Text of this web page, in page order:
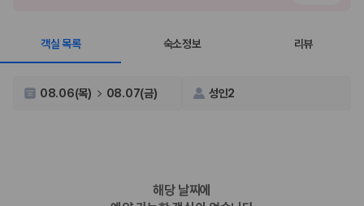
제주렌트카 가격비교는 카모아에서 한 번에
제주도 렌트카는 업체마다 차량 가격, 보험 조건, 면책금, 보상 한도, 인수
장소, 취소 규정이 다릅니다. 카모아는 여러 제주 렌트카 업체의 조건을 한
경차, 소형, 준중형, 중형, SUV, 승합차 등 여행
객실 목록 숙소정보 리뷰
08.06(목) 08.07(금) 성인2
해당 날짜에